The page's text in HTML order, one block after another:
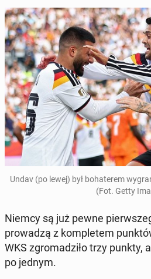
Undav (po lewej) był bo­ha­te­rem
(Fot. Getty
Niemcy są już pewne
pro­wa­dzą z kom­ple­tem
WKS zgro­ma­dzi­ło trzy punkty,
po jednym.